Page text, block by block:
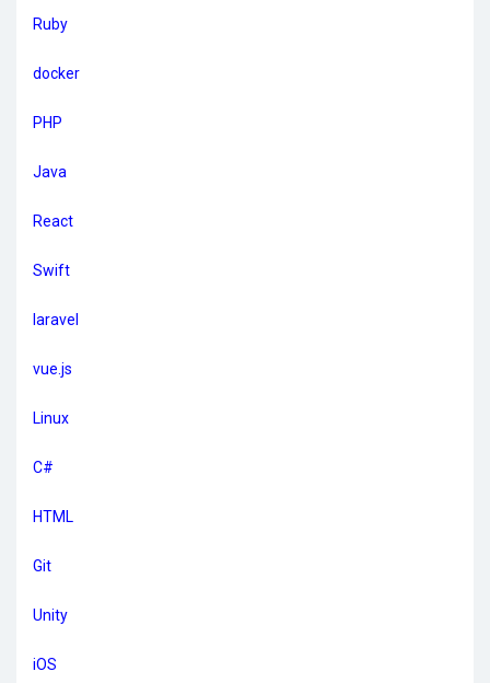
Ruby
docker
PHP
Java
React
Swift
laravel
vue.js
Linux
C#
HTML
Git
Unity
iOS